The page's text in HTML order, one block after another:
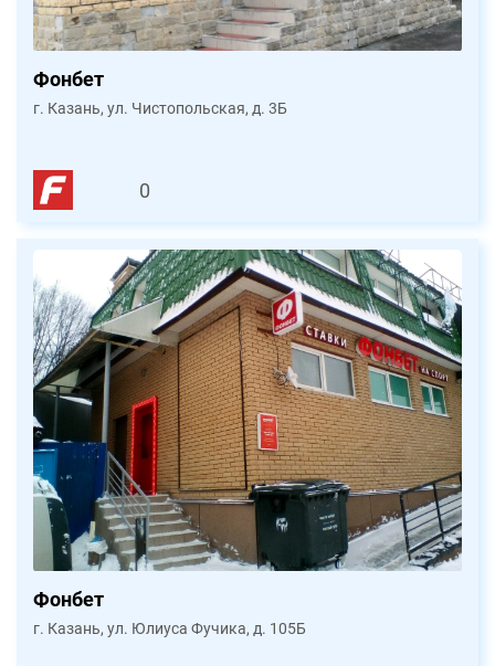
Фонбет
г. Казань, ул. Чистопольская, д. 3Б
0
Фонбет
г. Казань, ул. Юлиуса Фучика, д. 105Б